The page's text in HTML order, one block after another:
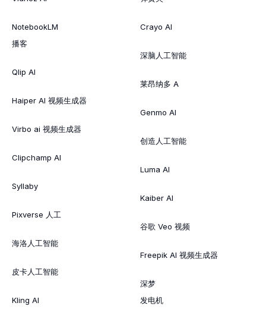
NotebookLM
播客
Qlip AI
Haiper AI 视频生成器
Virbo ai 视频生成器
Clipchamp AI
Syllaby
Pixverse 人工
海洛人工智能
皮卡人工智能
Kling AI
Crayo AI
深脑人工智能
莱昂纳多 A
Genmo AI
创造人工智能
Luma AI
Kaiber AI
谷歌 Veo 视频
Freepik AI 视频生成器
深梦
发电机